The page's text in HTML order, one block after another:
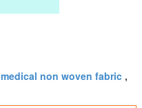
medical non woven fabric ,